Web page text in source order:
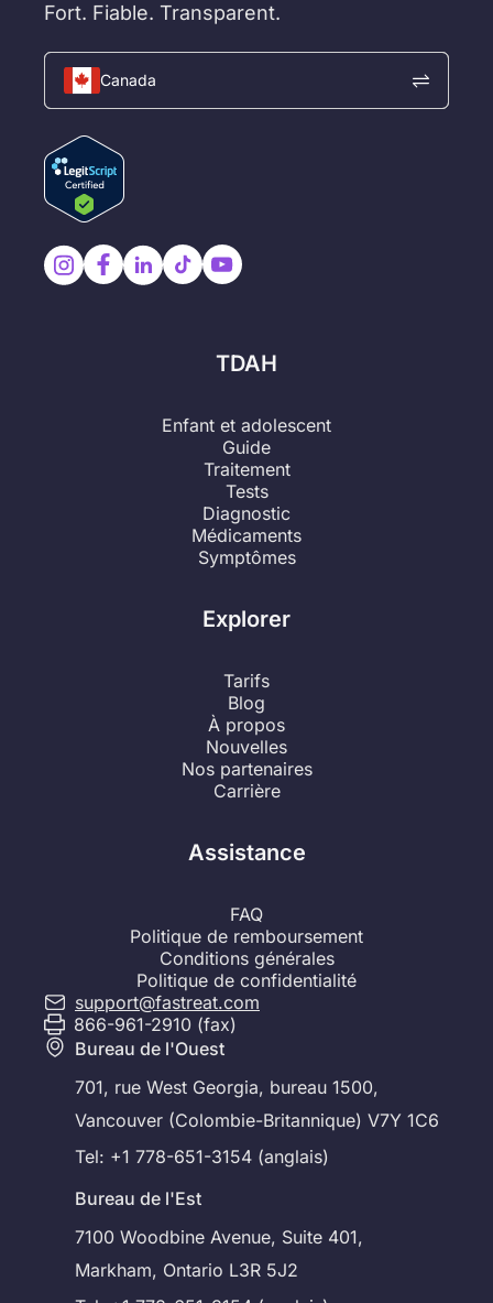
Fort. Fiable. Transparent.
Canada
TDAH
Enfant et adolescent
Guide
Traitement
Tests
Diagnostic
Médicaments
Symptômes
Explorer
Tarifs
Blog
À propos
Nouvelles
Nos partenaires
Carrière
Assistance
FAQ
Politique de remboursement
Conditions générales
Politique de confidentialité
support@fastreat.com
866-961-2910 (fax)
Bureau de l'Ouest
701, rue West Georgia, bureau 1500,
Vancouver (Colombie-Britannique) V7Y 1C6
Tel: +1 778-651-3154 (anglais)
Bureau de l'Est
7100 Woodbine Avenue, Suite 401,
Markham, Ontario L3R 5J2